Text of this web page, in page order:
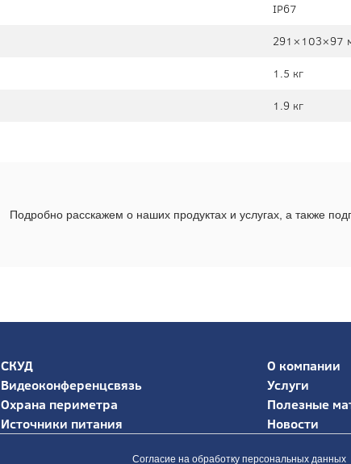
IP67
291×103×97
1.5 кг
1.9 кг
Подробно расскажем о наших продуктах и услугах, а также
СКУД
Видеоконференцсвязь
Охрана периметра
Источники питания
О компании
Услуги
Полезные
Новости
Согласие на обработку персональных данных